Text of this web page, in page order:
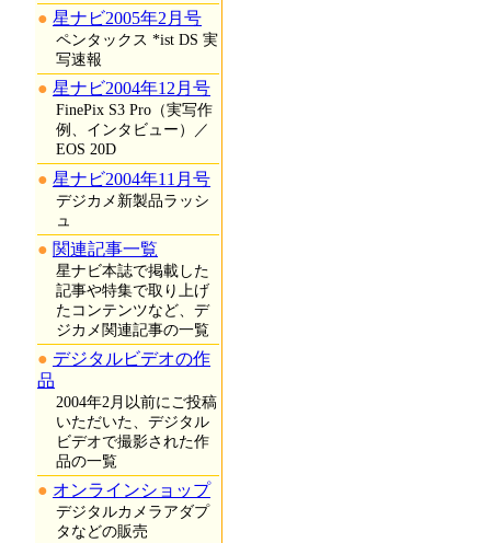
星ナビ2005年2月号
ペンタックス *ist DS 実
写速報
星ナビ2004年12月号
FinePix S3 Pro（実写作
例、インタビュー）／
EOS 20D
星ナビ2004年11月号
デジカメ新製品ラッシ
ュ
関連記事一覧
星ナビ本誌で掲載した
記事や特集で取り上げ
たコンテンツなど、デ
ジカメ関連記事の一覧
デジタルビデオの作
品
2004年2月以前にご投稿
いただいた、デジタル
ビデオで撮影された作
品の一覧
オンラインショップ
デジタルカメラアダプ
タなどの販売